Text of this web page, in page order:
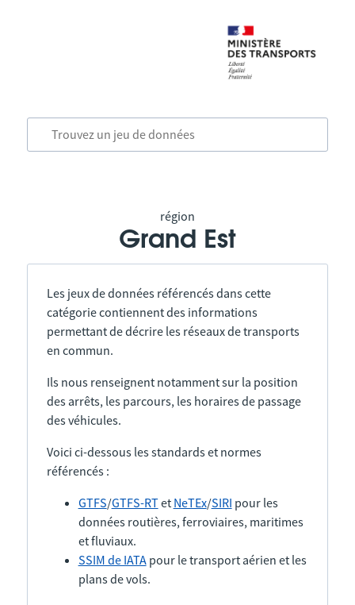
région
Grand Est
Les jeux de données référencés dans cette
catégorie contiennent des informations
permettant de décrire les réseaux de transports
en commun.
Ils nous renseignent notamment sur la position
des arrêts, les parcours, les horaires de passage
des véhicules.
Voici ci-dessous les standards et normes
référencés :
GTFS/GTFS-RTet NeTEx/SIRI pour les
données routières, ferroviaires, maritimes
et fluviaux.
SSIM de IATApour le transport aérien et les
plans de vols.